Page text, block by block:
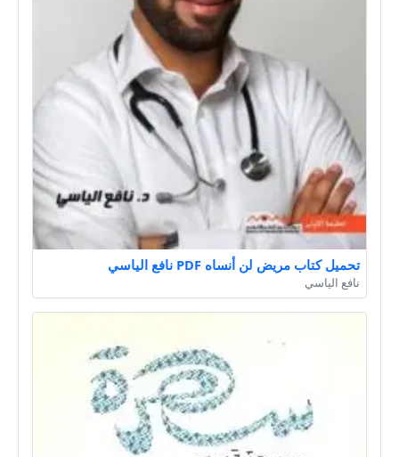
تحميل كتاب مريض لن أنساه PDF نافع الياسي
نافع الياسي